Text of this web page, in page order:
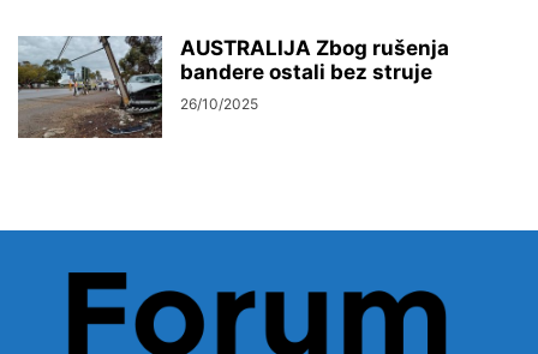
AUSTRALIJA Zbog rušenja
bandere ostali bez struje
26/10/2025